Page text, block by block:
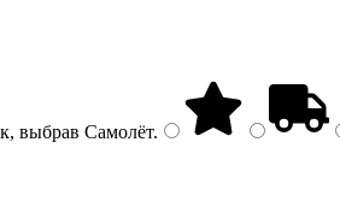
выбрав Самолёт.